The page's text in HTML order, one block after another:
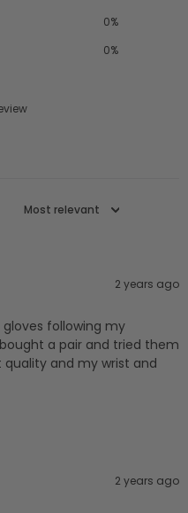
0%
0%
2 years ago
following my
a pair and tried them
quality and my wrist and
2 years ago